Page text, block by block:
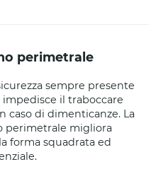
perimetrale
sempre presente
il traboccare
caso di dimenticanze. La
perimetrale migliora
forma squadrata ed